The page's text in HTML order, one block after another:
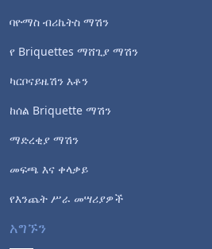
ባዮማስ ብሪኬትስ ማሽን
የ Briquettes ማሸጊያ ማሽን
ካርቦናይዜሽን እቶን
ከሰል Briquette ማሽን
ማድረቂያ ማሽን
መፍጫ እና ቀላቃይ
የእንጨት ሥራ መሣሪያዎች
አግኙን